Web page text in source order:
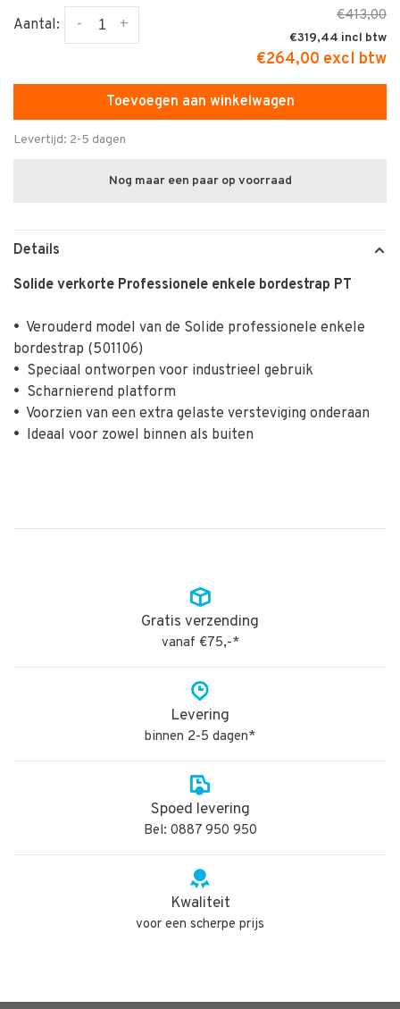
Aantal: +
-
€413,00
€319,44
€264,00 excl btw
Toevoegen aan winkelwagen
Levertijd: 2-5 dagen
Nog maar een paar op voorraad
Details
Solide verkorte Professionele enkele bordestrap PT
• Verouderd model van de Solide professionele enkele
bordestrap (501106)
• Speciaal ontworpen voor industrieel gebruik
• Scharnierend platform
• Voorzien van een extra gelaste versteviging onderaan
• Ideaal voor zowel binnen als buiten
Gratis verzending
vanaf €75,-*
Levering
binnen 2-5 dagen*
Spoed levering
Bel: 0887 950 950
Kwaliteit
voor een scherpe prijs